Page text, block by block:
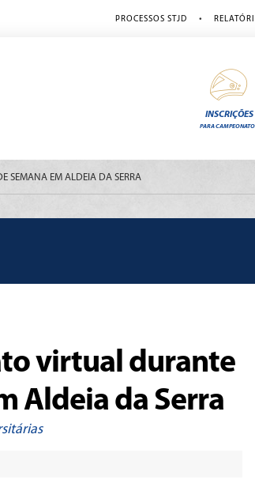
PROCESSOS STJD •
INSCRIÇÕES
PARA
SEMANA EM ALDEIA DA SERRA
virtual durante
Aldeia da Serra